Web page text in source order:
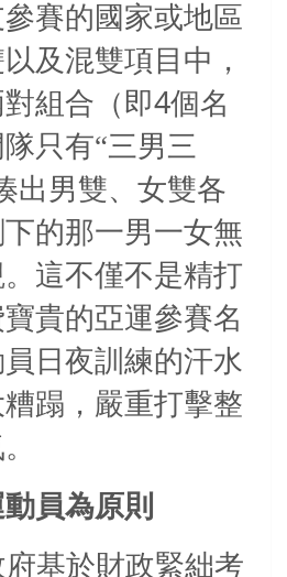
賽的國家或地區
及混雙項目中，
組合（即4個名
只有“三男三
出男雙、女雙各
的那一男一女無
這不僅不是精打
貴的亞運參賽名
日夜訓練的汗水
蹋，嚴重打擊整
員為原則
基於財政緊絀考